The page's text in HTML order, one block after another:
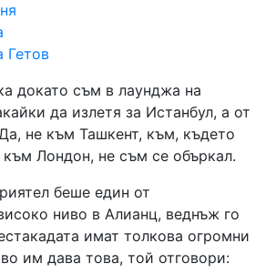
Гетов
докато съм в лаунджа на
да излетя за Истанбул, а от
не към Ташкент, към, където
към Лондон, не съм се объркал.
беше един от
ниво в Алианц, веднъж го
имат толкова огромни
им дава това, той отговори: